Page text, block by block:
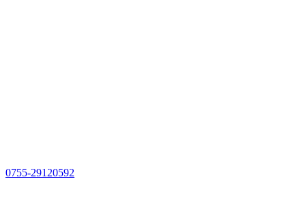
0755-29120592